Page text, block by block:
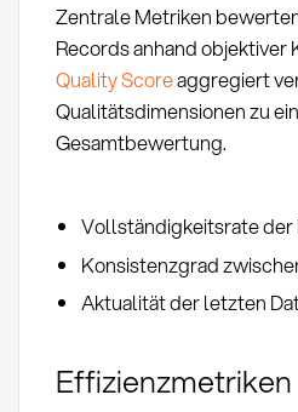
Zentrale Metriken
Records anhand objektiver
Quality Scoreaggregiert
Qualitätsdimensionen zu
Gesamtbewertung.
Vollständigkeitsrate
Konsistenzgrad
Aktualität der letzten
Effizienzmetriken